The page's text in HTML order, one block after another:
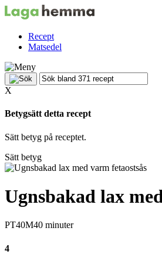
Recept
Matsedel
X
Betygsätt detta recept
Sätt betyg på receptet.
Sätt betyg
Ugnsbakad lax
PT40M40 minuter
4